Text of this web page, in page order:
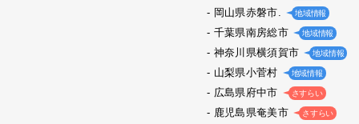
岡山県赤磐市. 地域情報
千葉県南房総市 地域情報
神奈川県横須賀市 地域情報
山梨県小菅村 地域情報
広島県府中市 さすらい
鹿児島県奄美市 さすらい